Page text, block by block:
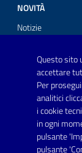
Questo sito
accettare
Per
analitici
i cookie
in ogni
pulsante
pulsante
NOVITÀ
Notizie
Avvisi
SERVIZI
Elenco servizi
VIVERE IL